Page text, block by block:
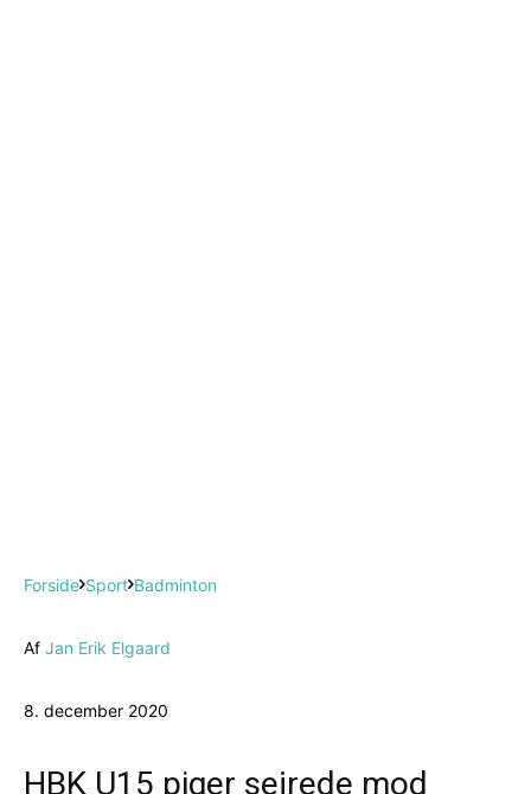
Forside Sport Badminton
Af Jan Erik Elgaard
8. december 2020
HBK U15 piger sejrede mod